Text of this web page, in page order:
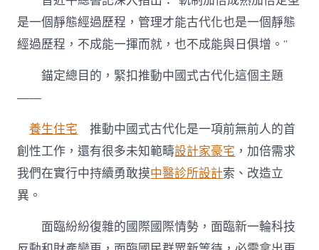
是一個靜態經過歷程，管理才能古代化也是一個靜態
經過歷程，不成能一揮而就，也不成能與日俱增。”
錨定總目的，緊扣推動中國式古代化這個主題
——
養生住宅 推動中國式古代化是一項前無前人的首
創性工作，還有很多未知範疇設計家豪宅 ，加倍需求
我們在實行中持續勇敢摸中醫診所設計索、改造立
異。
面臨紛紛復雜的國際國際情勢，面臨新一輪科技